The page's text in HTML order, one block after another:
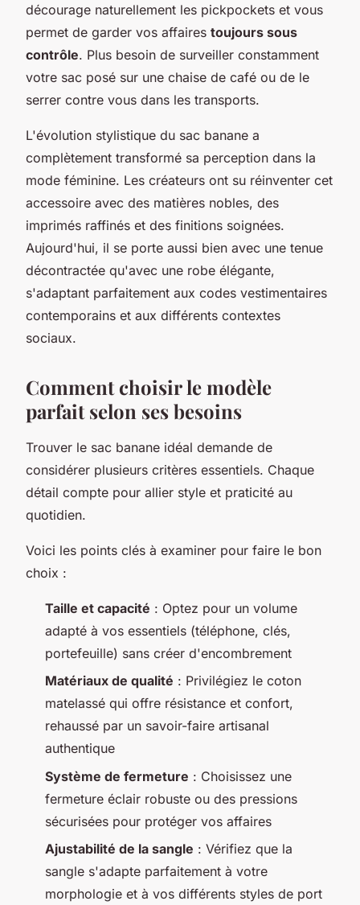
décourage naturellement les pickpockets et vous
permet de garder vos affaires toujours sous
contrôle. Plus besoin de surveiller constamment
votre sac posé sur une chaise de café ou de le
serrer contre vous dans les transports.
L'évolution stylistique du sac banane a
complètement transformé sa perception dans la
mode féminine. Les créateurs ont su réinventer cet
accessoire avec des matières nobles, des
imprimés raffinés et des finitions soignées.
Aujourd'hui, il se porte aussi bien avec une tenue
décontractée qu'avec une robe élégante,
s'adaptant parfaitement aux codes vestimentaires
contemporains et aux différents contextes
sociaux.
Comment choisir le modèle
parfait selon ses besoins
Trouver le sac banane idéal demande de
considérer plusieurs critères essentiels. Chaque
détail compte pour allier style et praticité au
quotidien.
Voici les points clés à examiner pour faire le bon
choix :
Taille et capacité : Optez pour un volume
adapté à vos essentiels (téléphone, clés,
portefeuille) sans créer d'encombrement
Matériaux de qualité : Privilégiez le coton
matelassé qui offre résistance et confort,
rehaussé par un savoir-faire artisanal
authentique
Système de fermeture : Choisissez une
fermeture éclair robuste ou des pressions
sécurisées pour protéger vos affaires
Ajustabilité de la sangle : Vérifiez que la
sangle s'adapte parfaitement à votre
morphologie et à vos différents styles de port